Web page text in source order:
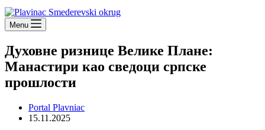
Menu
Духовне ризнице Велике Плане:
Манастири као сведоци српске
прошлости
Portal Plavniac
15.11.2025